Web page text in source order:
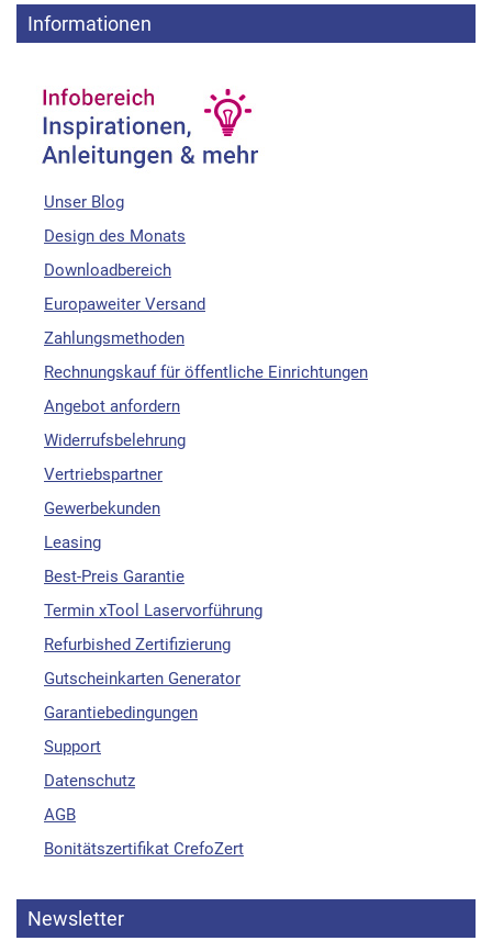
Informationen
Unser Blog
Design des Monats
Downloadbereich
Europaweiter Versand
Zahlungsmethoden
Rechnungskauf für öffentliche Einrichtungen
Angebot anfordern
Widerrufsbelehrung
Vertriebspartner
Gewerbekunden
Leasing
Best-Preis Garantie
Termin xTool Laservorführung
Refurbished Zertifizierung
Gutscheinkarten Generator
Garantiebedingungen
Support
Datenschutz
AGB
Bonitätszertifikat CrefoZert
Newsletter